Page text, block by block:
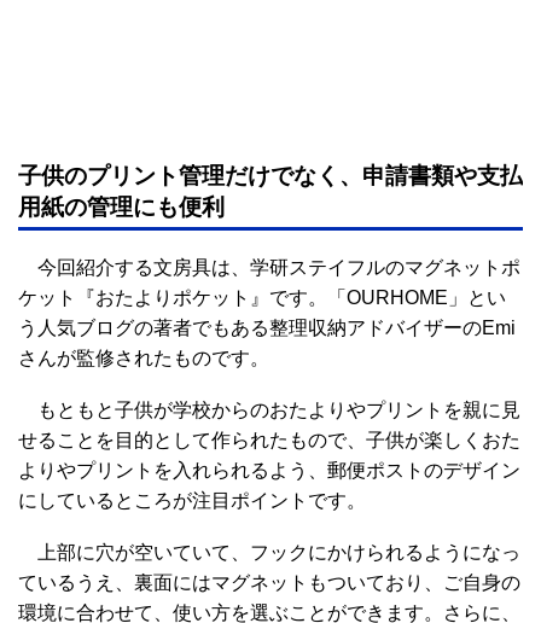
子供のプリント管理だけでなく、申請書類や支払
用紙の管理にも便利
今回紹介する文房具は、学研ステイフルのマグネットポ
ケット『おたよりポケット』です。「OURHOME」とい
う人気ブログの著者でもある整理収納アドバイザーのEmi
さんが監修されたものです。
もともと子供が学校からのおたよりやプリントを親に見
せることを目的として作られたもので、子供が楽しくおた
よりやプリントを入れられるよう、郵便ポストのデザイン
にしているところが注目ポイントです。
上部に穴が空いていて、フックにかけられるようになっ
ているうえ、裏面にはマグネットもついており、ご自身の
環境に合わせて、使い方を選ぶことができます。さらに、